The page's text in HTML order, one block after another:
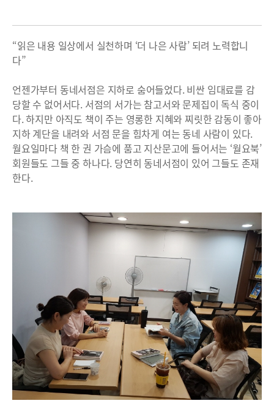
“읽은 내용 일상에서 실천하며 ‘더 나은 사람’ 되려 노력합니
다”
언젠가부터 동네서점은 지하로 숨어들었다. 비싼 임대료를 감
당할 수 없어서다. 서점의 서가는 참고서와 문제집이 독식 중이
다. 하지만 아직도 책이 주는 영롱한 지혜와 찌릿한 감동이 좋아
지하 계단을 내려와 서점 문을 힘차게 여는 동네 사람이 있다.
월요일마다 책 한 권 가슴에 품고 지산문고에 들어서는 ‘월요북’
회원들도 그들 중 하나다. 당연히 동네서점이 있어 그들도 존재
한다.